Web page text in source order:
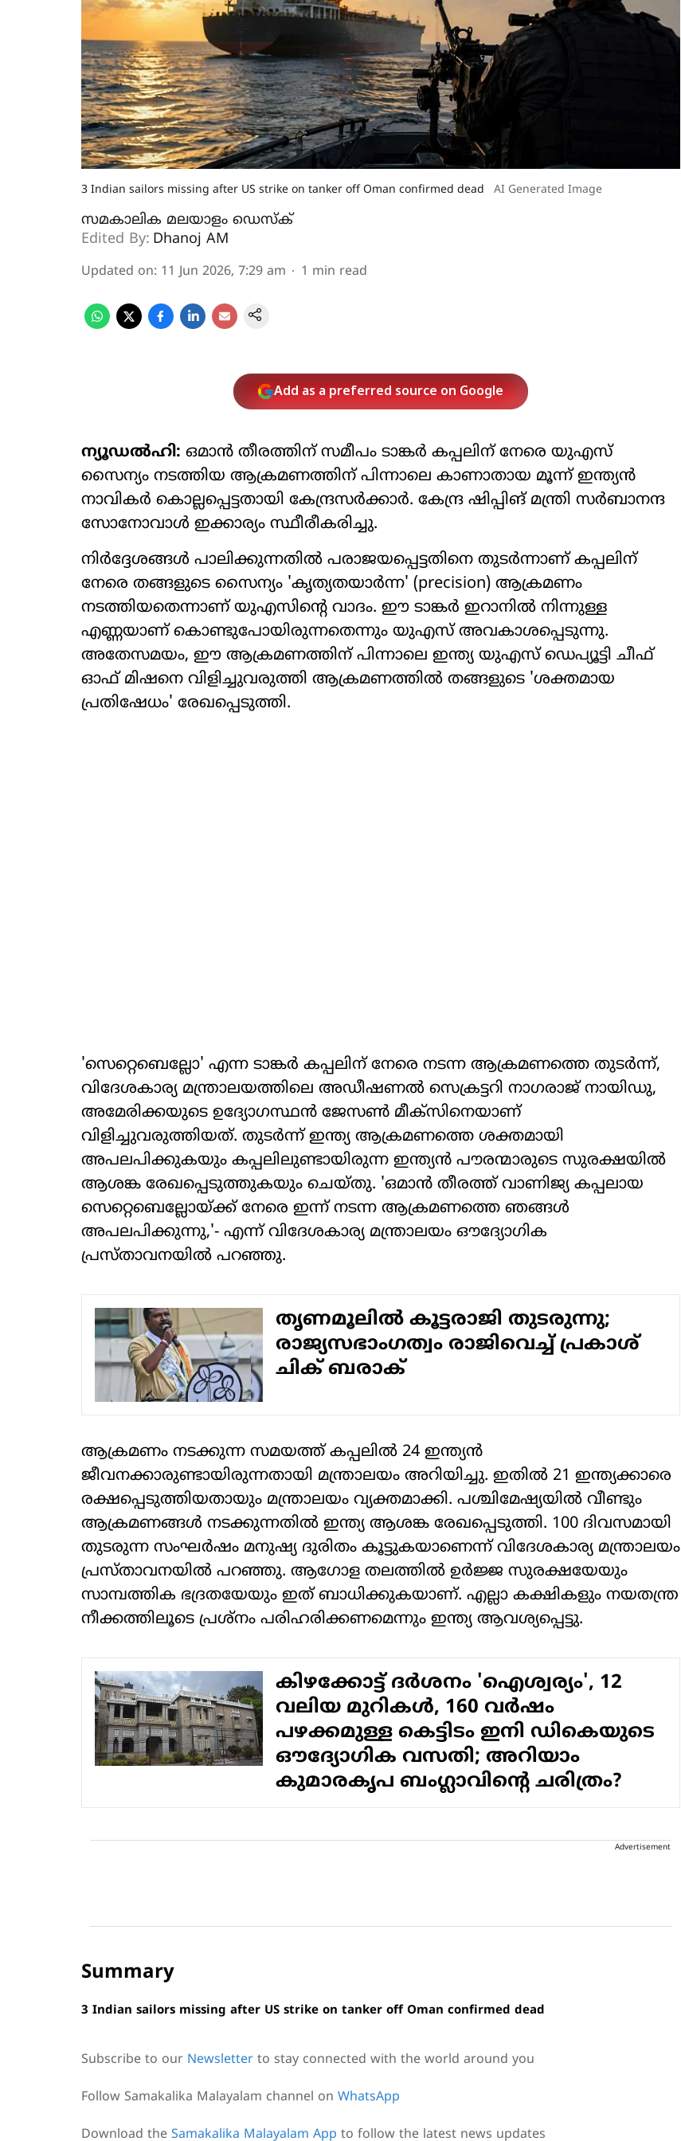
3 Indian sailors missing after US strike on tanker off Oman confirmed dead AI Generated Image
സമകാലിക മലയാളം ഡെസ്ക്
Edited By: Dhanoj AM
Updated on: 11 Jun 2026, 7:29 am 1 min read
Add as a preferred source on Google
ന്യൂഡല്‍ഹി: ഒമാന്‍ തീരത്തിന് സമീപം ടാങ്കര്‍ കപ്പലിന് നേരെ യുഎസ്
സൈന്യം നടത്തിയ ആക്രമണത്തിന് പിന്നാലെ കാണാതായ മൂന്ന് ഇന്ത്യന്‍
നാവികര്‍ കൊല്ലപ്പെട്ടതായി കേന്ദ്രസര്‍ക്കാര്‍. കേന്ദ്ര ഷിപ്പിങ് മന്ത്രി സര്‍ബാനന്ദ
സോനോവാള്‍ ഇക്കാര്യം സ്ഥീരീകരിച്ചു.
നിര്‍ദ്ദേശങ്ങള്‍ പാലിക്കുന്നതില്‍ പരാജയപ്പെട്ടതിനെ തുടര്‍ന്നാണ് കപ്പലിന്
നേരെ തങ്ങളുടെ സൈന്യം 'കൃത്യതയാര്‍ന്ന' (precision) ആക്രമണം
നടത്തിയതെന്നാണ് യുഎസിന്റെ വാദം. ഈ ടാങ്കര്‍ ഇറാനില്‍ നിന്നുള്ള
എണ്ണയാണ് കൊണ്ടുപോയിരുന്നതെന്നും യുഎസ് അവകാശപ്പെടുന്നു.
അതേസമയം, ഈ ആക്രമണത്തിന് പിന്നാലെ ഇന്ത്യ യുഎസ് ഡെപ്യൂട്ടി ചീഫ്
ഓഫ് മിഷനെ വിളിച്ചുവരുത്തി ആക്രമണത്തില്‍ തങ്ങളുടെ 'ശക്തമായ
പ്രതിഷേധം' രേഖപ്പെടുത്തി.
'സെറ്റെബെല്ലോ' എന്ന ടാങ്കര്‍ കപ്പലിന് നേരെ നടന്ന ആക്രമണത്തെ തുടര്‍ന്ന്,
വിദേശകാര്യ മന്ത്രാലയത്തിലെ അഡീഷണല്‍ സെക്രട്ടറി നാഗരാജ് നായിഡു,
അമേരിക്കയുടെ ഉദ്യോഗസ്ഥന്‍ ജേസണ്‍ മീക്‌സിനെയാണ്
വിളിച്ചുവരുത്തിയത്. തുടര്‍ന്ന് ഇന്ത്യ ആക്രമണത്തെ ശക്തമായി
അപലപിക്കുകയും കപ്പലിലുണ്ടായിരുന്ന ഇന്ത്യന്‍ പൗരന്മാരുടെ സുരക്ഷയില്‍
ആശങ്ക രേഖപ്പെടുത്തുകയും ചെയ്തു. 'ഒമാന്‍ തീരത്ത് വാണിജ്യ കപ്പലായ
സെറ്റെബെല്ലോയ്ക്ക് നേരെ ഇന്ന് നടന്ന ആക്രമണത്തെ ഞങ്ങള്‍
അപലപിക്കുന്നു,'- എന്ന് വിദേശകാര്യ മന്ത്രാലയം ഔദ്യോഗിക
പ്രസ്താവനയില്‍ പറഞ്ഞു.
തൃണമൂലിൽ കൂട്ടരാജി തുടരുന്നു;
രാജ്യസഭാംഗത്വം രാജിവെച്ച് പ്രകാശ്
ചിക് ബരാക്
ആക്രമണം നടക്കുന്ന സമയത്ത് കപ്പലില്‍ 24 ഇന്ത്യന്‍
ജീവനക്കാരുണ്ടായിരുന്നതായി മന്ത്രാലയം അറിയിച്ചു. ഇതില്‍ 21 ഇന്ത്യക്കാരെ
രക്ഷപ്പെടുത്തിയതായും മന്ത്രാലയം വ്യക്തമാക്കി. പശ്ചിമേഷ്യയില്‍ വീണ്ടും
ആക്രമണങ്ങള്‍ നടക്കുന്നതില്‍ ഇന്ത്യ ആശങ്ക രേഖപ്പെടുത്തി. 100 ദിവസമായി
തുടരുന്ന സംഘര്‍ഷം മനുഷ്യ ദുരിതം കൂട്ടുകയാണെന്ന് വിദേശകാര്യ മന്ത്രാലയം
പ്രസ്താവനയില്‍ പറഞ്ഞു. ആഗോള തലത്തില്‍ ഉര്‍ജ്ജ സുരക്ഷയേയും
സാമ്പത്തിക ഭദ്രതയേയും ഇത് ബാധിക്കുകയാണ്. എല്ലാ കക്ഷികളും നയതന്ത്ര
നീക്കത്തിലൂടെ പ്രശ്നം പരിഹരിക്കണമെന്നും ഇന്ത്യ ആവശ്യപ്പെട്ടു.
കിഴക്കോട്ട് ദര്‍ശനം 'ഐശ്വര്യം', 12
വലിയ മുറികള്‍, 160 വര്‍ഷം
പഴക്കമുള്ള കെട്ടിടം ഇനി ഡികെയുടെ
ഔദ്യോഗിക വസതി; അറിയാം
കുമാരകൃപ ബംഗ്ലാവിന്റെ ചരിത്രം?
Advertisement
Summary
3 Indian sailors missing after US strike on tanker off Oman confirmed dead
Subscribe to our Newsletter to stay connected with the world around you
Follow Samakalika Malayalam channel on WhatsApp
Download the Samakalika Malayalam App to follow the latest news updates